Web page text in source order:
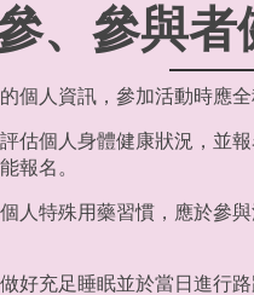
、參與者
個人資訊，參加活動時應
估個人身體健康狀況，並
報名。
人特殊用藥習慣，應於參
好充足睡眠並於當日進行